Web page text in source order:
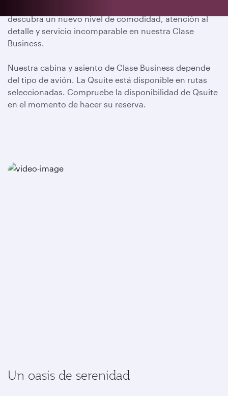
descubra un nuevo nivel de comodidad, atención al
detalle y servicio incomparable en nuestra Clase
Business.
Nuestra cabina y asiento de Clase Business depende
del tipo de avión. La Qsuite está disponible en rutas
seleccionadas. Compruebe la disponibilidad de Qsuite
en el momento de hacer su reserva.
Un oasis de serenidad